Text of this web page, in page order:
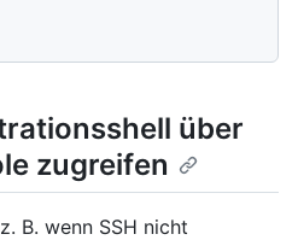
über
zugreifen
B. wenn SSH nicht